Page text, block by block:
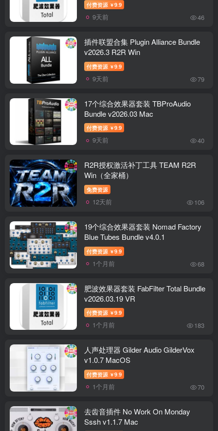
付费资源 ￥9.9
9天前 46
插件联盟合集 Plugin Alliance Bundle
v2026.3 R2R Win
付费资源 ￥9.9
9天前 79
17个综合效果器套装 TBProAudio
Bundle v2026.03 Mac
付费资源 ￥9.9
9天前 40
R2R授权激活补丁工具 TEAM R2R
Win（全家桶）
免费资源
12天前 106
19个综合效果器套装 Nomad Factory
Blue Tubes Bundle v4.0.1
付费资源 ￥9.9
1个月前 68
肥波效果器套装 FabFilter Total Bundle
v2026.03.19 VR
付费资源 ￥9.9
1个月前 183
人声处理器 Gilder Audio GilderVox
v1.0.7 MacOS
付费资源 ￥9.9
1个月前 70
去齿音插件 No Work On Monday
Sssh v1.1.7 Mac